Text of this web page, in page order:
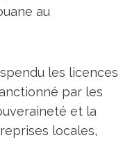
au
les licences
par les
et la
locales,